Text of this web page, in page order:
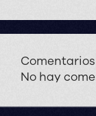
No hay